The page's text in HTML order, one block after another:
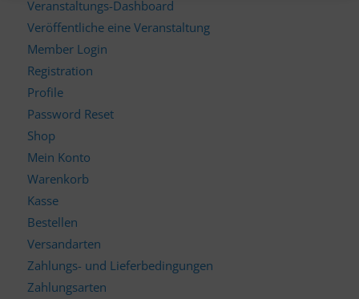
Veranstaltungs-Dashboard
Veröffentliche eine Veranstaltung
Member Login
Registration
Profile
Password Reset
Shop
Mein Konto
Warenkorb
Kasse
Bestellen
Versandarten
Zahlungs- und Lieferbedingungen
Zahlungsarten